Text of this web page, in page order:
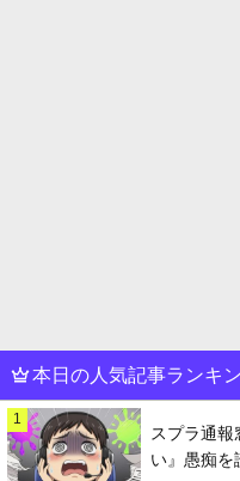
本日の人気記事ランキ
1
スプラ通
い』愚痴を